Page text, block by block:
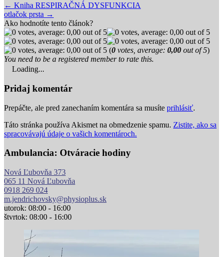
Post
navigation
← Kniha RESPIRAČNÁ DYSFUNKCIA
otlačok prsta →
Ako hodnotíte tento článok?
(0 votes, average: 0,00 out of 5)
You need to be a registered member to rate this.
Loading...
Pridaj komentár
Prepáčte, ale pred zanechaním komentára sa musíte prihlásiť.
Táto stránka používa Akismet na obmedzenie spamu. Zistite, ako sa
spracovávajú údaje o vašich komentároch.
Ambulancia: Otváracie hodiny
Nová Ľubovňa 373
065 11 Nová Ľubovňa
0918 269 024
m.jendrichovsky@physioplus.sk
utorok: 08:00 - 16:00
štvrtok: 08:00 - 16:00